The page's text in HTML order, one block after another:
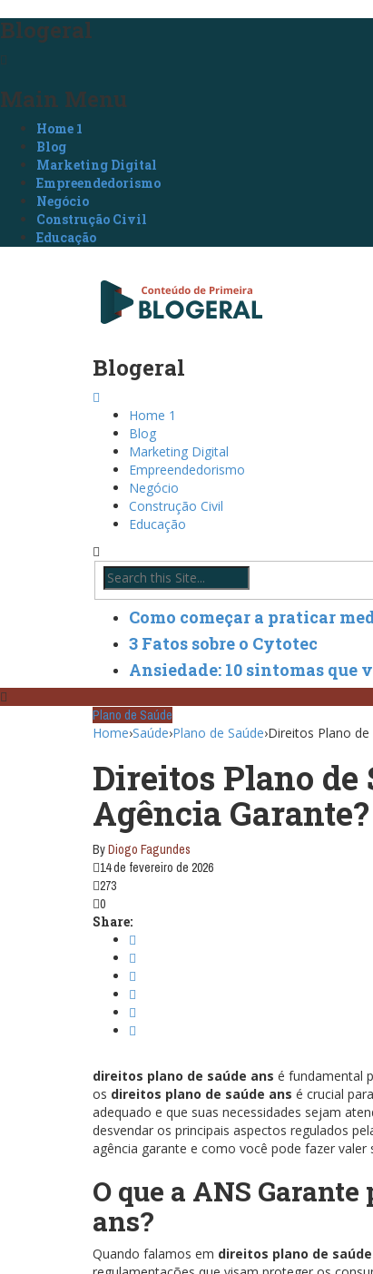
Blogeral
Main Menu
Home 1
Blog
Marketing Digital
Empreendedorismo
Negócio
Construção Civil
Educação
Blogeral
Home 1
Blog
Marketing Digital
Empreendedorismo
Negócio
Construção Civil
Educação
Como começar a praticar
3 Fatos sobre o Cytotec
Ansiedade: 10 sintomas que
Plano de Saúde
Home›Saúde›Plano de Saúde›Direitos Plano de
Direitos Plano de
Agência Garante?
ByDiogo Fagundes
14 de fevereiro de 2026
273
0
Share:
direitos plano de saúde ans é fundamental
os direitos plano de saúde ans é crucial
adequado e que suas necessidades sejam
desvendar os principais aspectos regulados
agência garante e como você pode fazer valer
O que a ANS
ans?
Quando falamos em direitos plano de